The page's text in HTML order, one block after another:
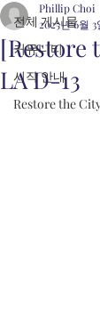
전체 게시물
커뮤니티
시작 안내
Restore the
[Restore
LA D-13
Phillip Choi
2025년 6월 3